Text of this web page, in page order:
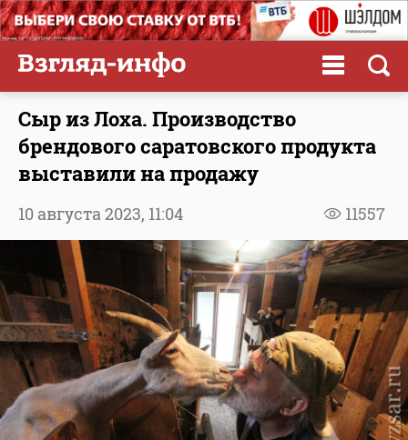
Сыр из Лоха. Производство
брендового саратовского продукта
выставили на продажу
11557
10 августа 2023, 11:04